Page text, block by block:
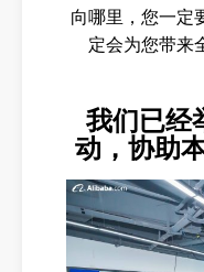
向哪里，您一定
定会为您带来
我们已经
动，协助